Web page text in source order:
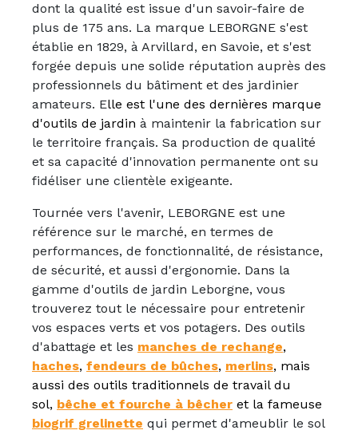
dont la qualité est issue d'un savoir-faire de
plus de 175 ans. La marque LEBORGNE s'est
établie en 1829, à Arvillard, en Savoie, et s'est
forgée depuis une solide réputation auprès des
professionnels du bâtiment et des jardinier
amateurs. Elle est l'une des dernières marque
d'outils de jardin à maintenir la fabrication sur
le territoire français. Sa production de qualité
et sa capacité d'innovation permanente ont su
fidéliser une clientèle exigeante.
Tournée vers l'avenir, LEBORGNE est une
référence sur le marché, en termes de
performances, de fonctionnalité, de résistance,
de sécurité, et aussi d'ergonomie. Dans la
gamme d'outils de jardin Leborgne, vous
trouverez tout le nécessaire pour entretenir
vos espaces verts et vos potagers. Des outils
d'abattage et les manches de rechange,
haches, fendeurs de bûches, merlins, mais
aussi des outils traditionnels de travail du
sol, bêche et fourche à bêcher et la fameuse
biogrif grelinette qui permet d'ameublir le sol